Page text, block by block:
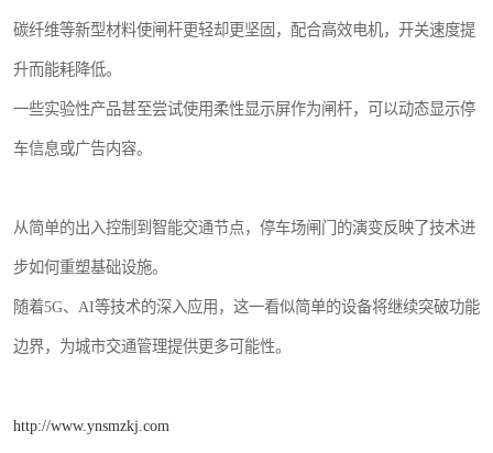
碳纤维等新型材料使闸杆更轻却更坚固，配合高效电机，开关速度提
升而能耗降低。
一些实验性产品甚至尝试使用柔性显示屏作为闸杆，可以动态显示停
车信息或广告内容。
从简单的出入控制到智能交通节点，停车场闸门的演变反映了技术进
步如何重塑基础设施。
随着5G、AI等技术的深入应用，这一看似简单的设备将继续突破功能
边界，为城市交通管理提供更多可能性。
http://www.ynsmzkj.com